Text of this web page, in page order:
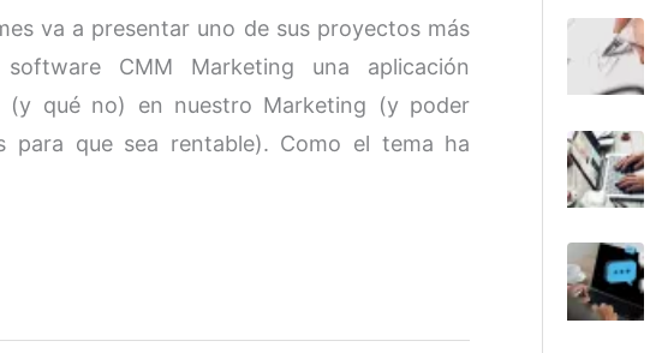
va a presentar uno de sus proyectos más
CMM Marketing una aplicación
(y qué no) en nuestro Marketing (y poder
para que sea rentable). Como el tema ha